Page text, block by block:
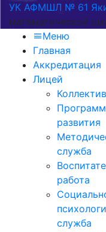
УК АФМШЛ № 61
математической
Меню
Главная
Аккредитация
Лицей
развития
служба
работа
служба